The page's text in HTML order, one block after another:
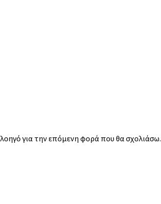
για την επόμενη φορά που θα σχολιάσω.